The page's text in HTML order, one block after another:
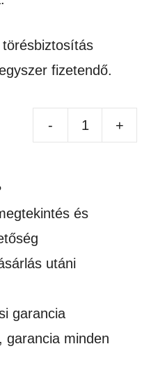
fizetendő.
-
+
és
utáni
garancia
garancia minden